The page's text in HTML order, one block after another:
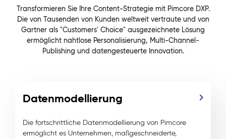
Transformieren Sie Ihre Content-Strategie mit Pimcore DXP.
Die von Tausenden von Kunden weltweit vertraute und von
Gartner als "Customers' Choice" ausgezeichnete Lösung
ermöglicht nahtlose Personalisierung, Multi-Channel-
Publishing und datengesteuerte Innovation.
Datenmodellierung
Die fortschrittliche Datenmodellierung von Pimcore
ermöglicht es Unternehmen, maßgeschneiderte,